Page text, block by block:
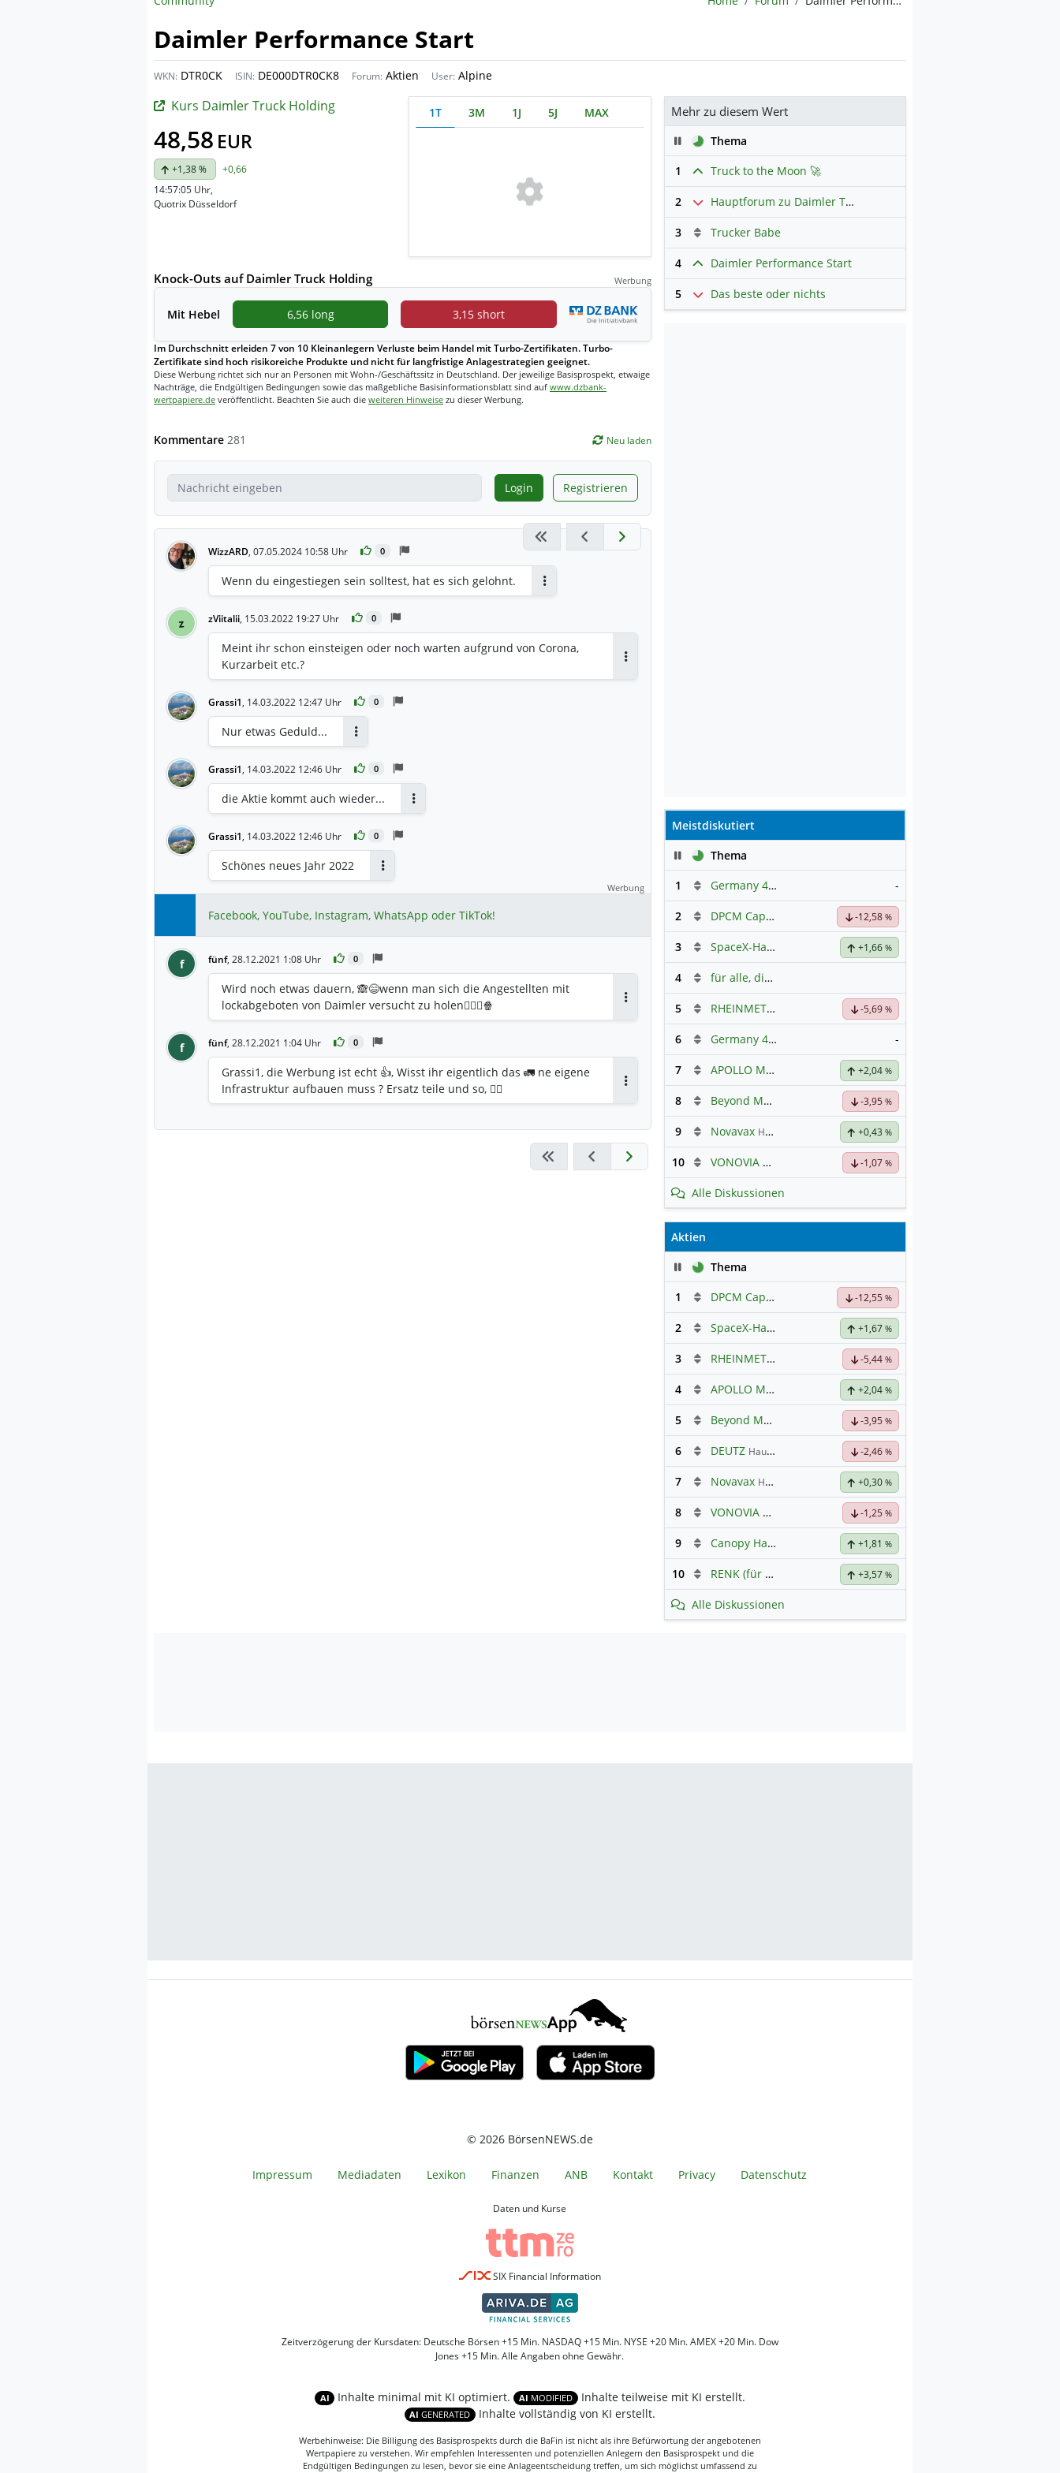
Daimler Performance Start
WKN: DTR0CK ISIN: DE000DTR0CK8 Forum: Aktien User: Alpine
Kurs Daimler Truck Holding
48,58 EUR
+1,38 %
+0,66
14:57:05 Uhr,
Quotrix Düsseldorf
1T 3M 1J 5J MAX
Knock-Outs auf Daimler Truck Holding Werbung
Mit Hebel 6,56 long 3,15 short
Im Durchschnitt erleiden 7 von 10 Kleinanlegern Verluste beim Handel mit Turbo-Zertifikaten. Turbo-
Zertifikate sind hoch risikoreiche Produkte und nicht für langfristige Anlagestrategien geeignet.
Diese Werbung richtet sich nur an Personen mit Wohn-/Geschäftssitz in Deutschland. Der jeweilige Basisprospekt, etwaige
Nachträge, die Endgültigen Bedingungen sowie das maßgebliche Basisinformationsblatt sind auf www.dzbank-
wertpapiere.de veröffentlicht. Beachten Sie auch die weiteren Hinweise zu dieser Werbung.
Kommentare 281 Neu laden
Login Registrieren
WizzARD, 07.05.2024 10:58 Uhr 0
Wenn du eingestiegen sein solltest, hat es sich gelohnt.
z zViitalii, 15.03.2022 19:27 Uhr 0
Meint ihr schon einsteigen oder noch warten aufgrund von Corona,
Kurzarbeit etc.?
Grassi1, 14.03.2022 12:47 Uhr 0
Nur etwas Geduld...
Grassi1, 14.03.2022 12:46 Uhr 0
die Aktie kommt auch wieder...
Grassi1, 14.03.2022 12:46 Uhr 0
Schönes neues Jahr 2022
Werbung
Facebook, YouTube, Instagram, WhatsApp oder TikTok!
f fünf, 28.12.2021 1:08 Uhr 0
Wird noch etwas dauern, 🙈😄wenn man sich die Angestellten mit
lockabgeboten von Daimler versucht zu holen🤷🏻‍♂️🍿
f fünf, 28.12.2021 1:04 Uhr 0
Grassi1, die Werbung ist echt 👍, Wisst ihr eigentlich das 🚛 ne eigene
Infrastruktur aufbauen muss ? Ersatz teile und so, ☝🏼
Mehr zu diesem Wert
PauseThema
1
Truck to the Moon 🚀
2 Hauptforum zu Daimler Truck Holding
3 Trucker Babe
4 Daimler Performance Start
5 Das beste oder nichts
Meistdiskutiert
PauseThema
1
Germany 40 / DAX Prognose -
2 DPCM Capital Hauptdiskussion-12,58%
3 SpaceX-Haupt-Hauptforum +1,66%
4 für alle, die es ehrlich meinen beim Traden.
5 RHEINMETALL Hauptdiskussion-5,69%
6 Germany 40 -
7 APOLLO MINERALS Hauptdiskussion
+2,04%
8 Beyond Meat Hauptdiskussion-3,95%
9 Novavax Hauptdiskussion +0,43 %
10 VONOVIA Hauptdiskussion -1,07%
Alle Diskussionen
Aktien
PauseThema
1
DPCM Capital Hauptdiskussion-12,55%
2 SpaceX-Haupt-Hauptforum +1,67%
3 RHEINMETALL Hauptdiskussion-5,44%
4 APOLLO MINERALS Hauptdiskussion
+2,04%
5 Beyond Meat Hauptdiskussion-3,95%
6 DEUTZ Hauptdiskussion -2,46%
7 Novavax Hauptdiskussion +0,30%
8 VONOVIA Hauptdiskussion -1,25%
9 Canopy Hauptforum +1,81 %
10 RENK (für normale, sachliche Kommunikation!) +3,57%
Alle Diskussionen
© 2026 BörsenNEWS.de
Impressum Mediadaten Lexikon Finanzen ANB Kontakt Privacy Datenschutz
Daten und Kurse
SIX Financial Information
Zeitverzögerung der Kursdaten: Deutsche Börsen +15 Min. NASDAQ +15 Min. NYSE +20 Min. AMEX +20 Min. Dow
Jones +15 Min. Alle Angaben ohne Gewähr.
AI Inhalte minimal mit KI optimiert. AI MODIFIED Inhalte teilweise mit KI erstellt.
AI GENERATED Inhalte vollständig von KI erstellt.
Werbehinweise: Die Billigung des Basisprospekts durch die BaFin ist nicht als ihre Befürwortung der angebotenen
Wertpapiere zu verstehen. Wir empfehlen Interessenten und potenziellen Anlegern den Basisprospekt und die
Endgültigen Bedingungen zu lesen, bevor sie eine Anlageentscheidung treffen, um sich möglichst umfassend zu